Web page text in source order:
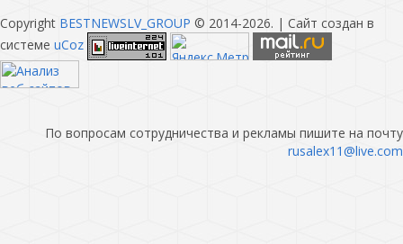
Copyright BESTNEWSLV_GROUP © 2014-2026. | Сайт создан в
системе uCoz
По вопросам сотрудничества и рекламы пишите на почту
rusalex11@live.com